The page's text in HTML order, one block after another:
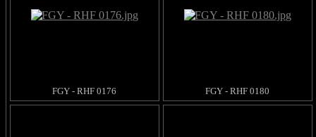
FGY - RHF 0176 FGY - RHF 0180